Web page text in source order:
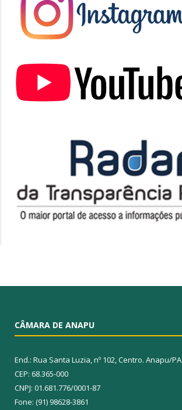
CÂMARA DE ANAPU
End.: Rua Santa Luzia, nº 102, Centro. Anapu/PA
CEP: 68.365-000
CNPJ: 01.681.776/0001-87
Fone: (91) 98628-3861